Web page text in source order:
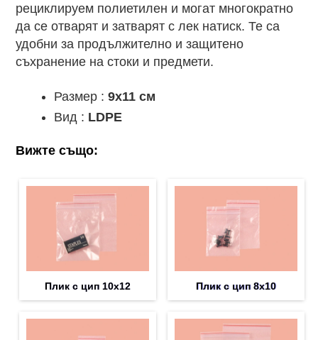
рециклируем полиетилен и могат многократно
да се отварят и затварят с лек натиск. Те са
удобни за продължително и защитено
съхранение на стоки и предмети.
Размер : 9x11 см
Вид : LDPE
Вижте също:
Плик с цип 10х12 Плик с цип 8х10